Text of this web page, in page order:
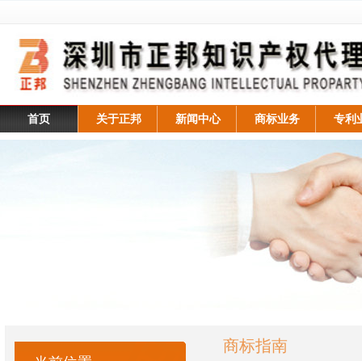
首页 关于正邦 新闻中心 商标业务 专利
商标指南